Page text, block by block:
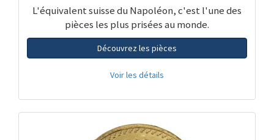
L'équivalent suisse du Napoléon, c'est l'une des
pièces les plus prisées au monde.
Découvrez les pièces
Voir les détails